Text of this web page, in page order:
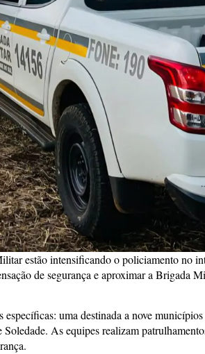
estão intensificando o policiamento no
de segurança e aproximar a Brigada
uma destinada a nove
As equipes realizam